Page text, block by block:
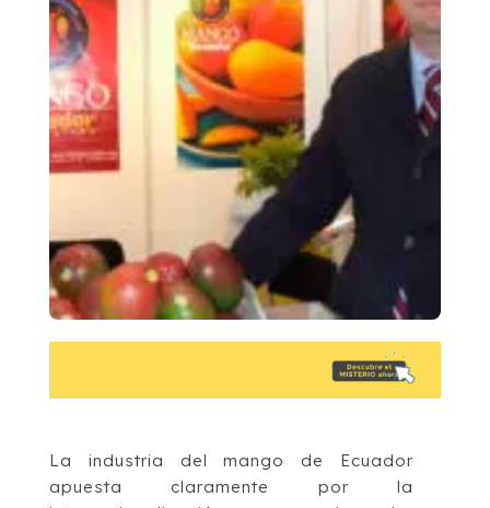
La industria del mango de Ecuador
apuesta claramente por la